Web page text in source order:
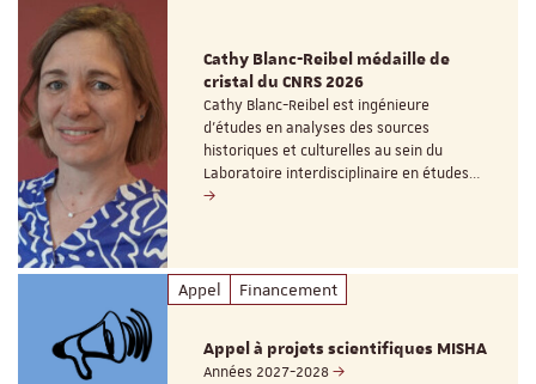
Cathy Blanc-Reibel médaille de
cristal du CNRS 2026
Cathy Blanc-Reibel est ingénieure
d’études en analyses des sources
historiques et culturelles au sein du
Laboratoire interdisciplinaire en études…
Appel Financement
Appel à projets scientifiques MISHA
Années 2027-2028